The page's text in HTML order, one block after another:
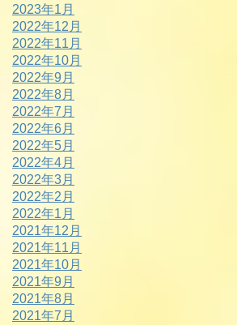
2023年1月
2022年12月
2022年11月
2022年10月
2022年9月
2022年8月
2022年7月
2022年6月
2022年5月
2022年4月
2022年3月
2022年2月
2022年1月
2021年12月
2021年11月
2021年10月
2021年9月
2021年8月
2021年7月